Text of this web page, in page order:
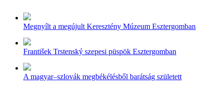
Megnyílt a megújult Keresztény Múzeum Esztergomban
František Trstenský szepesi püspök Esztergomban
A magyar–szlovák megbékélésből barátság született